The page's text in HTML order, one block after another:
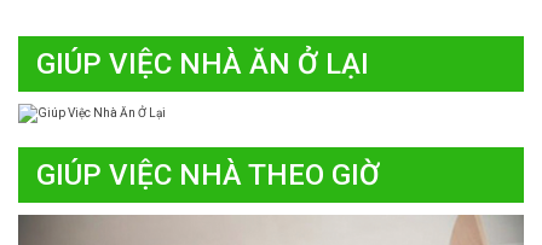
GIÚP VIỆC NHÀ ĂN Ở LẠI
GIÚP VIỆC NHÀ THEO GIỜ